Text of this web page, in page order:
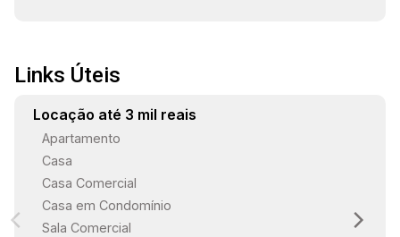
Links Úteis
Locação até 3 mil reais
Apartamento
Casa
Casa Comercial
Casa em Condomínio
Sala Comercial